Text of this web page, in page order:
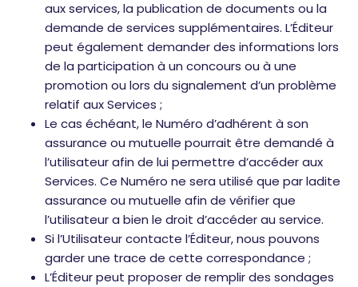
aux services, la publication de documents ou la
demande de services supplémentaires. L’Éditeur
peut également demander des informations lors
de la participation à un concours ou à une
promotion ou lors du signalement d’un problème
relatif aux Services ;
Le cas échéant, le Numéro d’adhérent à son
assurance ou mutuelle pourrait être demandé à
l’utilisateur afin de lui permettre d’accéder aux
Services. Ce Numéro ne sera utilisé que par ladite
assurance ou mutuelle afin de vérifier que
l’utilisateur a bien le droit d’accéder au service.
Si l’Utilisateur contacte l’Éditeur, nous pouvons
garder une trace de cette correspondance ;
L’Éditeur peut proposer de remplir des sondages